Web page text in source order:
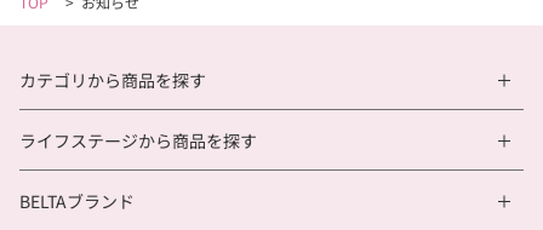
カテゴリから商品を探す
ライフステージから商品を探す
BELTAブランド